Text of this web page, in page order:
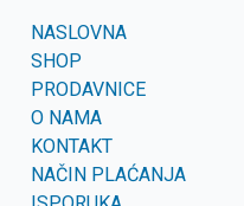
NASLOVNA
SHOP
PRODAVNICE
O NAMA
KONTAKT
NAČIN PLAĆANJA